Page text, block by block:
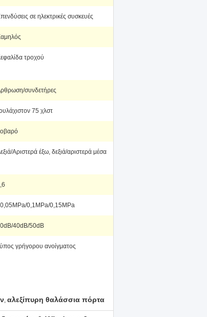
σε ηλεκτρικές συσκευές
τροχού
συνδετήρες
75 χλστ
Αριστερά έξω, δεξιά/αριστερά μέσα
0,1MPa/0,15MPa
40dB/50dB
γρήγορου ανοίγματος
, αλεξίπυρη θαλάσσια πόρτα